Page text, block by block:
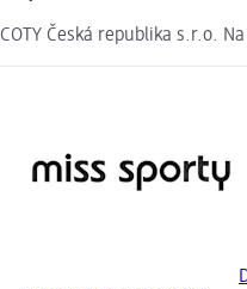
COTY Česká republika s.r.o.